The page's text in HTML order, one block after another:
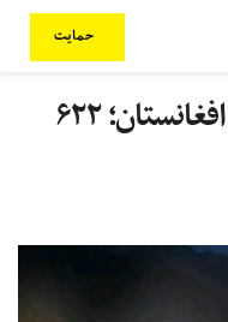
حمایت
زمین‌لرزه‌ی مرگبار در شرق افغانستان؛ ۶۲۲